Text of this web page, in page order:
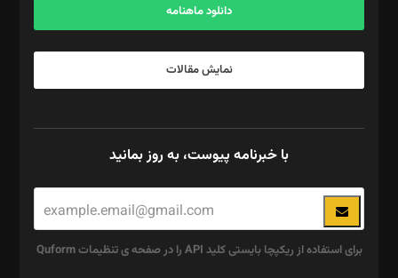
دانلود ماهنامه
نمایش مقالات
با خبرنامه پیوست، به روز بمانید
برای استفاده از ریکپچا بایستی کلید API را در صفحه ی تنظیمات Quform